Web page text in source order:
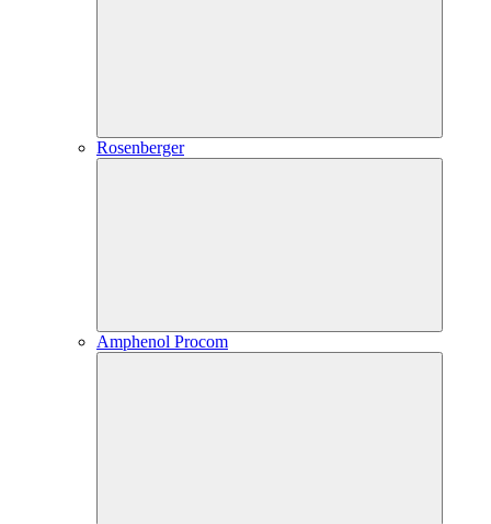
Rosenberger
Amphenol Procom